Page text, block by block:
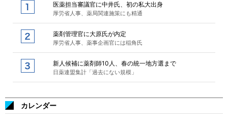
医薬担当審議官に中井氏、初の私大出身
厚労省人事、薬局関連施策にも精通
薬剤管理官に大原氏が内定
厚労省人事、薬事企画官には稲角氏
新人候補に薬剤師10人、春の統一地方選まで
日薬連盟集計「過去にない規模」
カレンダー